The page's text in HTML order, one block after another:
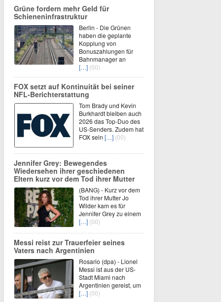
Grüne fordern mehr Geld für
Schieneninfrastruktur
Berlin - Die Grünen
haben die geplante
Kopplung von
Bonuszahlungen für
Bahnmanager an
[…] (00)
FOX setzt auf Kontinuität bei seiner
NFL-Berichterstattung
Tom Brady und Kevin
Burkhardt bleiben auch
2026 das Top-Duo des
US-Senders. Zudem hat
FOX sein […] (00)
Jennifer Grey: Bewegendes
Wiedersehen ihrer geschiedenen
Eltern kurz vor dem Tod ihrer Mutter
(BANG) - Kurz vor dem
Tod ihrer Mutter Jo
Wilder kam es für
Jennifer Grey zu einem
[…] (00)
Messi reist zur Trauerfeier seines
Vaters nach Argentinien
Rosario (dpa) - Lionel
Messi ist aus der US-
Stadt Miami nach
Argentinien gereist, um
[…] (00)